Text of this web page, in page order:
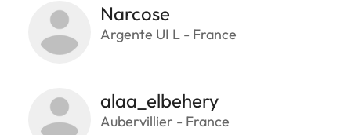
Narcose
Argente UI L - France
alaa_elbehery
Aubervillier - France